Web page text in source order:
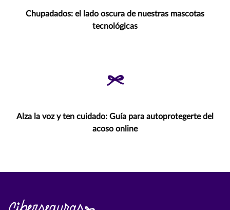
Chupadados: el lado oscura de nuestras mascotas
tecnológicas
Alza la voz y ten cuidado: Guía para autoprotegerte del
acoso online